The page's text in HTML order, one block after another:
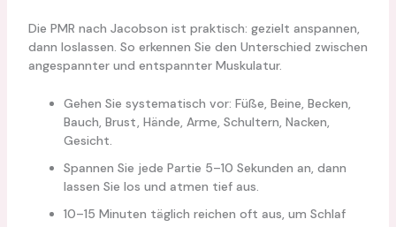
Die PMR nach Jacobson ist praktisch: gezielt anspannen,
dann loslassen. So erkennen Sie den Unterschied zwischen
angespannter und entspannter Muskulatur.
Gehen Sie systematisch vor: Füße, Beine, Becken,
Bauch, Brust, Hände, Arme, Schultern, Nacken,
Gesicht.
Spannen Sie jede Partie 5–10 Sekunden an, dann
lassen Sie los und atmen tief aus.
10–15 Minuten täglich reichen oft aus, um Schlaf